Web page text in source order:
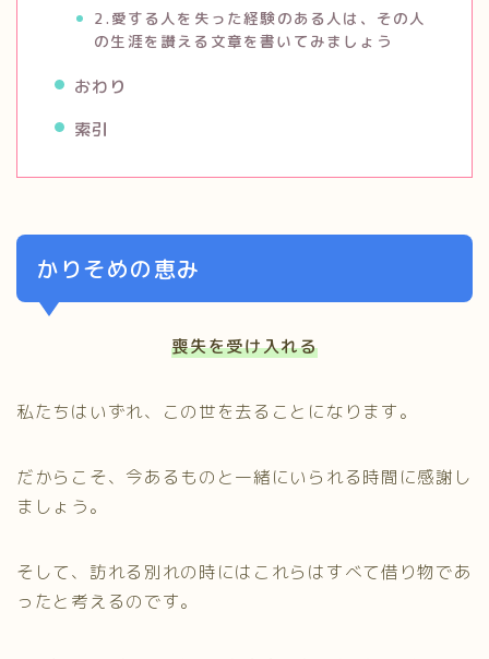
2.愛する人を失った経験のある人は、その人
の生涯を讃える文章を書いてみましょう
おわり
索引
かりそめの恵み
喪失を受け入れる
私たちはいずれ、この世を去ることになります。
だからこそ、今あるものと一緒にいられる時間に感謝し
ましょう。
そして、訪れる別れの時にはこれらはすべて借り物であ
ったと考えるのです。